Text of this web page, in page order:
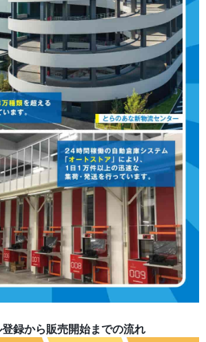
録から販売開始までの流れ